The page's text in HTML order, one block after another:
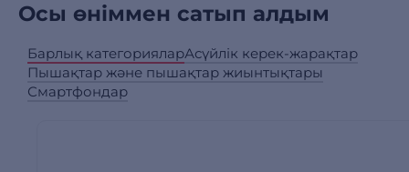
Осы өніммен сатып алдым
Барлық категорияларАсүйлік керек-жарақтар
Пышақтар және пышақтар жиынтықтары
Смартфондар